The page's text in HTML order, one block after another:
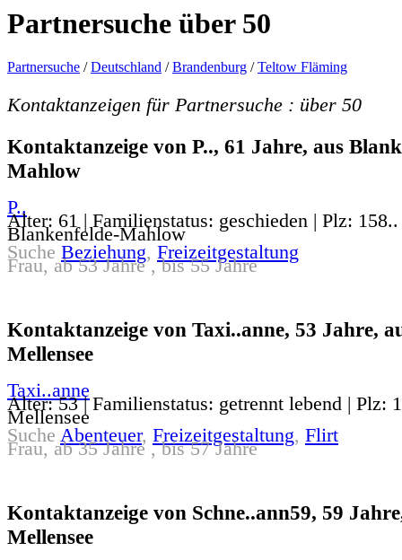
Partnersuche über 50
Partnersuche /Deutschland /Brandenburg /Teltow Fläming
Kontaktanzeigen für Partnersuche : über 50
Kontaktanzeige von P.., 61 Jahre, aus
Mahlow
P..
Alter: 61 | Familienstatus: geschieden | Plz: 158..
Blankenfelde-Mahlow
Suche Beziehung, Freizeitgestaltung
Frau, ab 53 Jahre , bis 55 Jahre
Kontaktanzeige von Taxi..anne, 53 Jahre,
Mellensee
Taxi..anne
Alter: 53 | Familienstatus: getrennt lebend | Plz:
Mellensee
Suche Abenteuer, Freizeitgestaltung, Flirt
Frau, ab 35 Jahre , bis 57 Jahre
Kontaktanzeige von Schne..ann59, 59
Mellensee